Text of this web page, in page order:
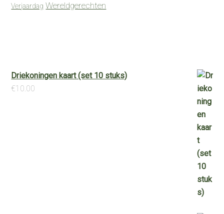
Verjaardag Wereldgerechten
Driekoningen kaart (set 10 stuks)
€10.00